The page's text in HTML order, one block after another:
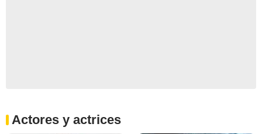
Actores y actrices